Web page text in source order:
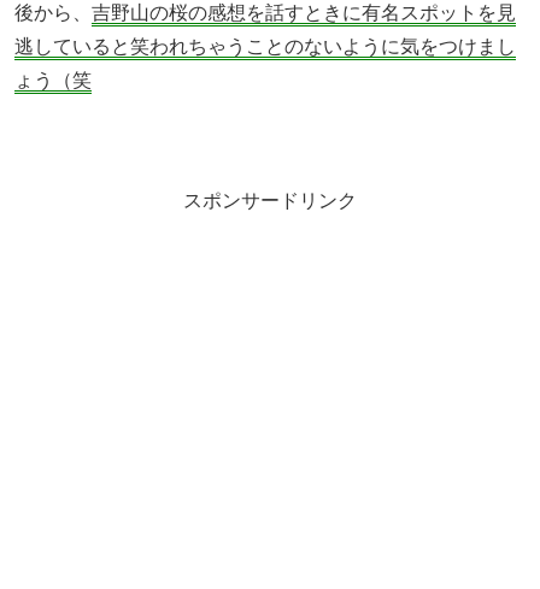
後から、 吉野山の桜の感想を話すときに有名スポットを見
逃していると笑われちゃうことのないように気をつけまし
ょう（笑
スポンサードリンク